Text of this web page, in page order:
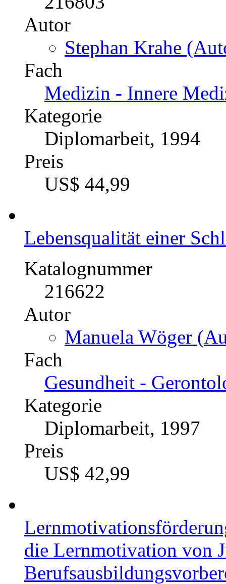
Autor
Stephan Krahe
Fach
Medizin - Innere
Kategorie
Diplomarbeit, 1994
Preis
US$ 44,99
Lebensqualität einer
Katalognummer
216622
Autor
Manuela Wöger
Fach
Gesundheit -
Kategorie
Diplomarbeit, 1997
Preis
US$ 42,99
die Lernmotivation von